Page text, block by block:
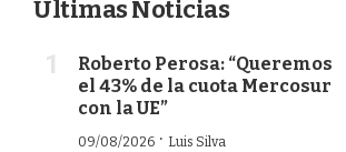
Últimas Noticias
Roberto Perosa: “Queremos
el 43% de la cuota Mercosur
con la UE”
09/08/2026 · Luis Silva